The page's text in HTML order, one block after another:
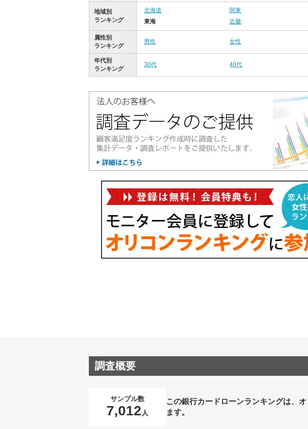
地域別
ランキング
北海道 関東
東海
近畿
属性別
ランキング
男性 女性
年代別
ランキング
30代 40代
調査概要
サンプル数
7,012 人
この銀行カードローンランキングは、
ます。